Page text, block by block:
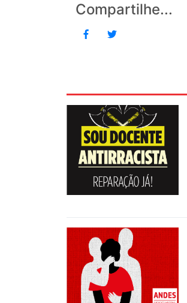
Compartilhe...